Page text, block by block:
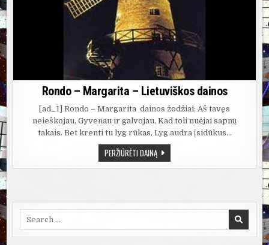
Rondo – Margarita – Lietuviškos dainos
[ad_1] Rondo – Margarita dainos žodžiai: Aš tavęs
neieškojau, Gyvenau ir galvojau, Kad toli nuėjai sapnų
takais. Bet krenti tu lyg rūkas, Lyg audra įsidūkus…
PERŽIŪRĖTI DAINĄRONDO
–
MARGARITA